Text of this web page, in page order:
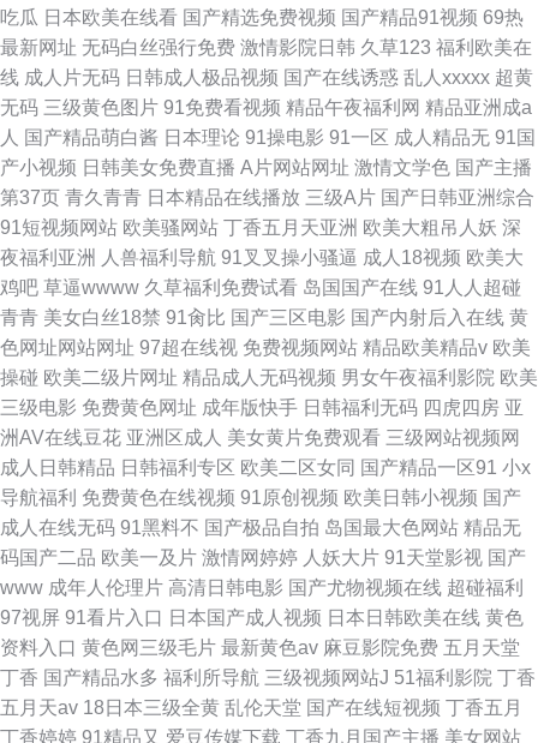
吃瓜 日本欧美在线看 国产精选免费视频 国产精品91视频 69热
最新网址 无码白丝强行免费 激情影院日韩 久草123 福利欧美在
线 成人片无码 日韩成人极品视频 国产在线诱惑 乱人xxxxx 超黄
无码 三级黄色图片 91免费看视频 精品午夜福利网 精品亚洲成a
人 国产精品萌白酱 日本理论 91操电影 91一区 成人精品无 91国
产小视频 日韩美女免费直播 A片网站网址 激情文学色 国产主播
第37页 青久青青 日本精品在线播放 三级A片 国产日韩亚洲综合
91短视频网站 欧美骚网站 丁香五月天亚洲 欧美大粗吊人妖 深
夜福利亚洲
人兽福利导航 91叉叉操小骚逼 成人18视频 欧美大
鸡吧 草逼wwww 久草福利免费试看 岛国国产在线 91人人超碰
青青 美女白丝18禁 91肏比 国产三区电影 国产内射后入在线 黄
色网址网站网址 97超在线视 免费视频网站 精品欧美精品v 欧美
操碰 欧美二级片网址 精品成人无码视频 男女午夜福利影院 欧美
三级电影 免费黄色网址 成年版快手 日韩福利无码 四虎四房 亚
洲AV在线豆花 亚洲区成人 美女黄片免费观看 三级网站视频网
成人日韩精品 日韩福利专区 欧美二区女同 国产精品一区91 小x
导航福利 免费黄色在线视频 91原创视频 欧美日韩小视频 国产
成人在线无码 91黑料不 国产极品自拍 岛国最大色网站 精品无
码国产二品 欧美一及片 激情网婷婷 人妖大片 91天堂影视 国产
www 成年人伦理片 高清日韩电影 国产尤物视频在线 超碰福利
97视屏 91看片入口 日本国产成人视频 日本日韩欧美在线 黄色
资料入口 黄色网三级毛片 最新黄色av 麻豆影院免费 五月天堂
丁香 国产精品水多 福利所导航 三级视频网站J 51福利影院 丁香
五月天av 18日本三级全黄 乱伦天堂 国产在线短视频 丁香五月
丁香婷婷 91精品又 爱豆传媒下载 丁香九月国产主播 美女网站